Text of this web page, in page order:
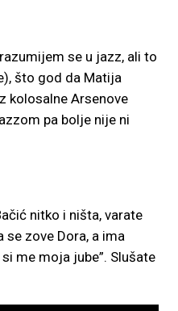
se u jazz, ali to
što god da Matija
kolosalne Arsenove
pa bolje nije ni
nitko i ništa, varate
zove Dora, a ima
me moja jube”. Slušate